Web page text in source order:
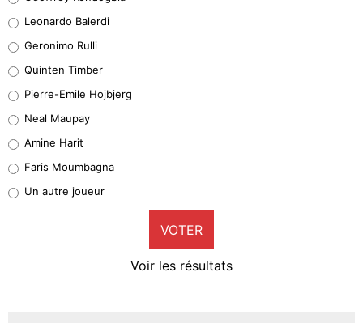
38%
32%
5%
1%
9%
Leonardo Balerdi
Geronimo Rulli
Quinten Timber
Pierre-Emile Hojbjerg
Neal Maupay
Amine Harit
Faris Moumbagna
Un autre joueur
VOTER
Voir les résultats